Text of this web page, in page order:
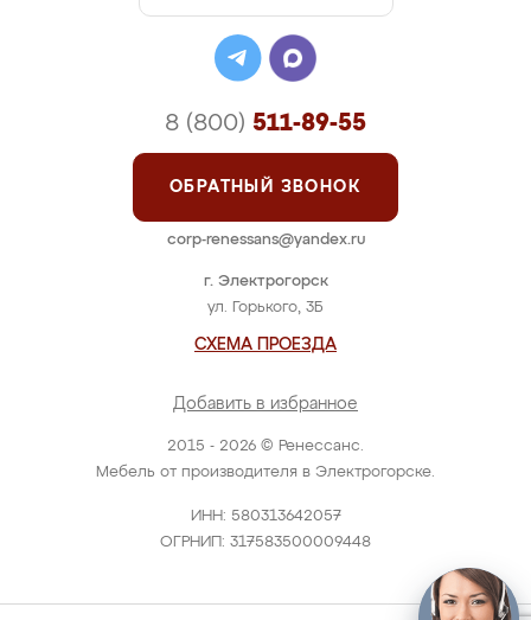
2015 - 2026 © Ренессанс.
Мебель от производителя в Электрогорске.
ИНН: 580313642057
ОГРНИП: 317583500009448
г. Электрогорск
ул. Горького, 3Б
СХЕМА ПРОЕЗДА
Добавить в избранное
8 (800) 511-89-55
ОБРАТНЫЙ ЗВОНОК
corp-renessans@yandex.ru